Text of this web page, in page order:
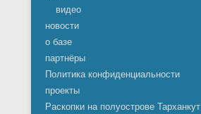
видео
новости
о базе
партнёры
Политика конфиденциальности
проекты
Раскопки на полуострове Тарханкут